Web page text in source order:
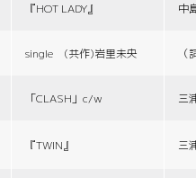
『HOT LADY』 中
single (共作)岩里未央
「CLASH」c/w 三
『TWIN』 三